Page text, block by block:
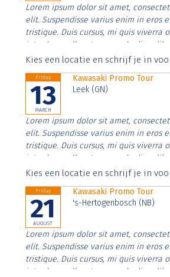
Lorem ipsum dolor sit amet,
elit. Suspendisse varius enim in eros
tristique. Duis cursus, mi quis viverra
interdum nulla, ut commodo diam
Aenean faucibus nibh et justo cursus
Kies een locatie en schrijf je in
Friday
13
MARCH
Kawasaki Promo Tour
Leek (GN)
Lorem ipsum dolor sit amet,
elit. Suspendisse varius enim in eros
tristique. Duis cursus, mi quis viverra
interdum nulla, ut commodo diam
Aenean faucibus nibh et justo cursus
Kies een locatie en schrijf je in
Friday
21
AUGUST
Kawasaki Promo Tour
's-Hertogenbosch (NB)
Lorem ipsum dolor sit amet,
elit. Suspendisse varius enim in eros
tristique. Duis cursus, mi quis viverra
interdum nulla, ut commodo diam